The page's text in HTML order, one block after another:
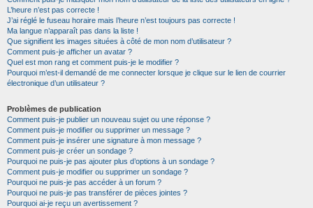
L’heure n’est pas correcte !
J’ai réglé le fuseau horaire mais l’heure n’est toujours pas correcte !
Ma langue n’apparaît pas dans la liste !
Que signifient les images situées à côté de mon nom d’utilisateur ?
Comment puis-je afficher un avatar ?
Quel est mon rang et comment puis-je le modifier ?
Pourquoi m’est-il demandé de me connecter lorsque je clique sur le lien de courrier
électronique d’un utilisateur ?
Problèmes de publication
Comment puis-je publier un nouveau sujet ou une réponse ?
Comment puis-je modifier ou supprimer un message ?
Comment puis-je insérer une signature à mon message ?
Comment puis-je créer un sondage ?
Pourquoi ne puis-je pas ajouter plus d’options à un sondage ?
Comment puis-je modifier ou supprimer un sondage ?
Pourquoi ne puis-je pas accéder à un forum ?
Pourquoi ne puis-je pas transférer de pièces jointes ?
Pourquoi ai-je reçu un avertissement ?